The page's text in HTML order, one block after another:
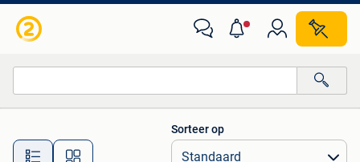
Alle afstanden…
Sorteer op